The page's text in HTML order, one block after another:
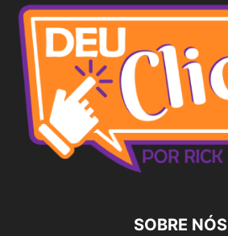
SOBRE NÓS